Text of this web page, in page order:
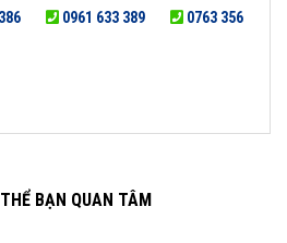
0961 633 389
0763 356
BẠN QUAN TÂM